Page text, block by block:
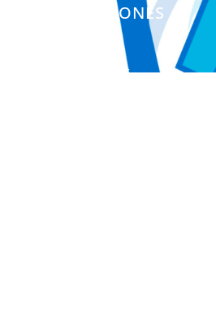
PUBLICACIONES
Colección Actas